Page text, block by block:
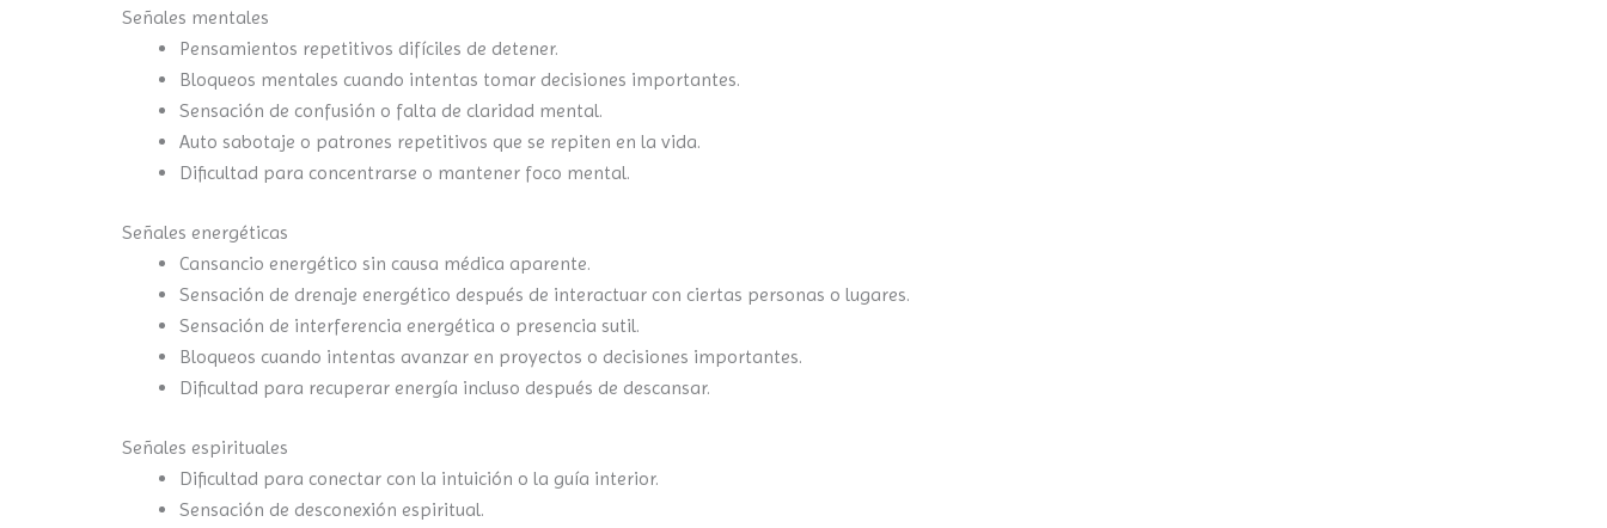
Señales mentales
Pensamientos repetitivos difíciles de detener.
Bloqueos mentales cuando intentas tomar decisiones importantes.
Sensación de confusión o falta de claridad mental.
Auto sabotaje o patrones repetitivos que se repiten en la vida.
Dificultad para concentrarse o mantener foco mental.
Señales energéticas
Cansancio energético sin causa médica aparente.
Sensación de drenaje energético después de interactuar con ciertas personas o lugares.
Sensación de interferencia energética o presencia sutil.
Bloqueos cuando intentas avanzar en proyectos o decisiones importantes.
Dificultad para recuperar energía incluso después de descansar.
Señales espirituales
Dificultad para conectar con la intuición o la guía interior.
Sensación de desconexión espiritual.